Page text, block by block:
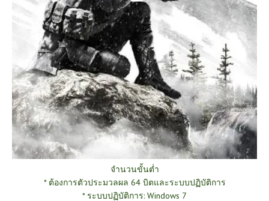
จำนวนขั้นต่ำ
* ต้องการตัวประมวลผล 64 บิตและระบบปฏิบัติการ
* ระบบปฏิบัติการ: Windows 7